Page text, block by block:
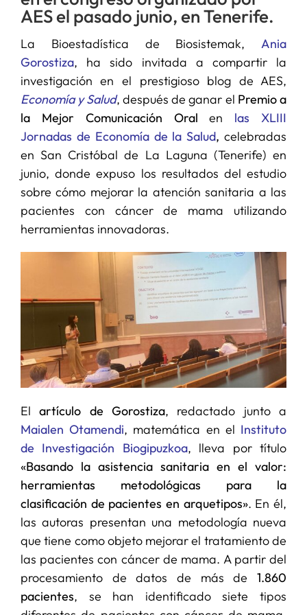
AES el pasado junio, en Tenerife.
La Bioestadística de Biosistemak,Ania
Gorostiza, ha sido invitada a compartir la
investigación en el prestigioso blog de AES,
Economía y Salud, después de ganar el Premio a
la Mejor Comunicación Oral en las XLIII
Jornadas de Economía de la Salud,celebradas
en San Cristóbal de La Laguna (Tenerife) en
junio, donde expuso los resultados del estudio
sobre cómo mejorar la atención sanitaria a las
pacientes con cáncer de mama utilizando
herramientas innovadoras.
Elartículo de Gorostiza, redactado junto a
Maialen Otamendi, matemática en el Instituto
de Investigación Biogipuzkoa, lleva por título
«Basando la asistencia sanitaria en el valor:
herramientas metodológicas para la
clasificación de pacientes en arquetipos». En él,
las autoras presentan una metodología nueva
que tiene como objeto mejorar el tratamiento de
las pacientes con cáncer de mama. A partir del
procesamiento de datos de más de1.860
pacientes, se han identificado siete tipos